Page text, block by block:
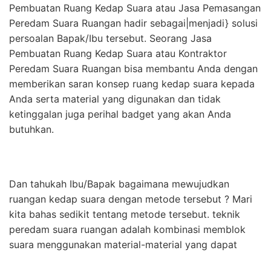
Pembuatan Ruang Kedap Suara atau Jasa Pemasangan
Peredam Suara Ruangan hadir sebagai|menjadi} solusi
persoalan Bapak/Ibu tersebut. Seorang Jasa
Pembuatan Ruang Kedap Suara atau Kontraktor
Peredam Suara Ruangan bisa membantu Anda dengan
memberikan saran konsep ruang kedap suara kepada
Anda serta material yang digunakan dan tidak
ketinggalan juga perihal badget yang akan Anda
butuhkan.
Dan tahukah Ibu/Bapak bagaimana mewujudkan
ruangan kedap suara dengan metode tersebut ? Mari
kita bahas sedikit tentang metode tersebut. teknik
peredam suara ruangan adalah kombinasi memblok
suara menggunakan material-material yang dapat